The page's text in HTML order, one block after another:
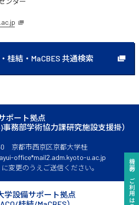
桂結・MaCBES 共通検索
ポート拠点
事務部学術協力課研究施設支援掛）
京都市西京区京都大学桂
office*mail2.adm.kyoto-u.ac.jp
に変更のうえご送信ください。
学設備サポート拠点